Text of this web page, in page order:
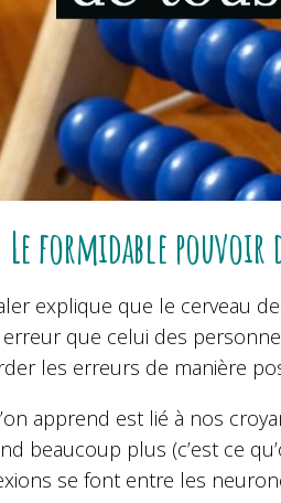
formidable pouvoir
explique que le cerveau
que celui des
les erreurs de manière
apprend est lié à nos
beaucoup plus (c’est ce
se font entre les